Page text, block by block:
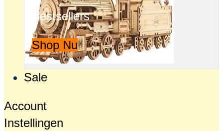
Bestsellers
Shop Nu
Sale
Account
Instellingen